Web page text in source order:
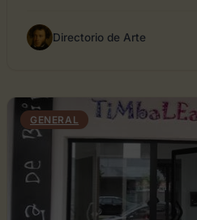
Directorio de Arte
GENERAL